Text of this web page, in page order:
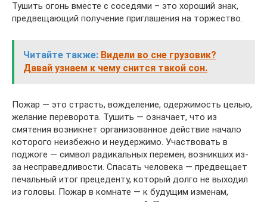
Тушить огонь вместе с соседями – это хороший знак,
предвещающий получение приглашения на торжество.
Читайте также: Видели во сне грузовик?
Давай узнаем к чему снится такой сон.
Пожар — это страсть, вожделение, одержимость целью,
желание переворота. Тушить — означает, что из
смятения возникнет организованное действие начало
которого неизбежно и неудержимо. Участвовать в
поджоге — символ радикальных перемен, возникших из-
за несправедливости. Спасать человека — предвещает
печальный итог прецеденту, который долго не выходил
из головы. Пожар в комнате — к будущим изменам,